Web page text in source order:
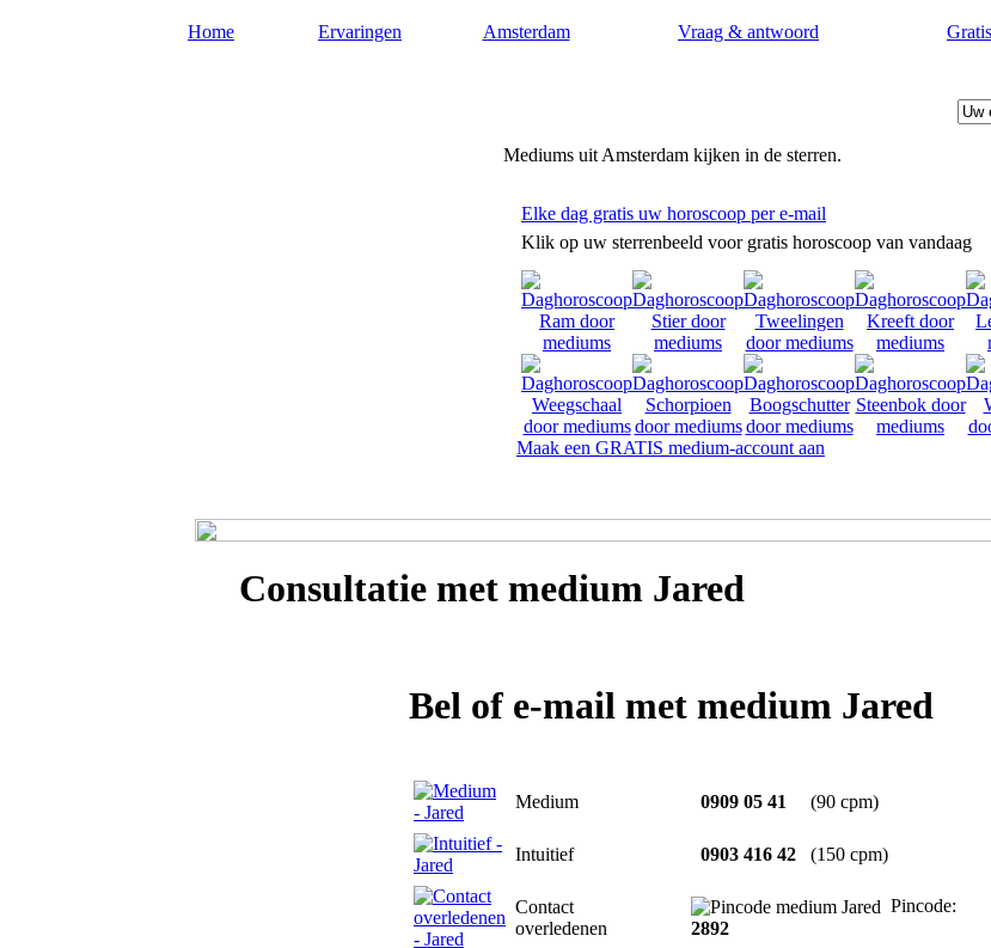
Home Ervaringen Amsterdam Vraag & antwoord
Mediums uit Amsterdam kijken in de sterren.
Elke dag gratis uw horoscoop per e-mail
Klik op uw sterrenbeeld voor gratis horoscoop van vandaag
Maak een GRATIS medium-account aan
Consultatie met medium Jared
Bel of e-mail met medium Jared
Medium 0909 05 41 (90 cpm)
Intuitief 0903 416 42 (150 cpm)
Contact
overledenen
Pincode:
2892